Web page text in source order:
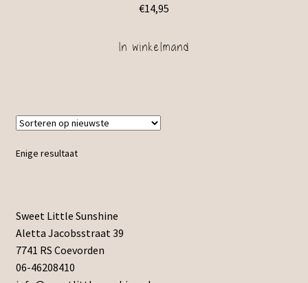
€14,95
In winkelmand
Enige resultaat
Sweet Little Sunshine
Aletta Jacobsstraat 39
7741 RS Coevorden
06-46208410